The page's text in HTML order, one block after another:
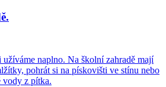
naplno. Na školní zahradě mají
pohrát si na pískovišti ve stínu nebo
vody z pítka.